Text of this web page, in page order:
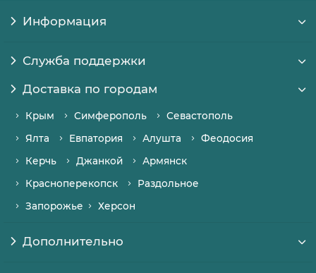
Информация
Служба поддержки
Доставка по городам
Крым Симферополь
Севастополь
Ялта
Евпатория Алушта
Феодосия
Керчь
Джанкой
Армянск
Красноперекопск
Раздольное
Запорожье
Херсон
Дополнительно